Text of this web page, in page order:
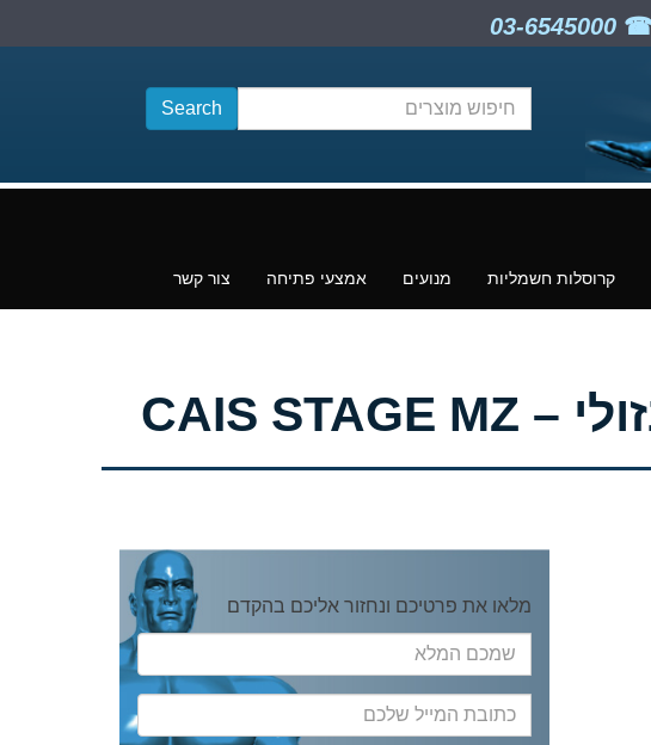
חיפוש
תוכן
קרוסלות חשמליות מנועים אמצעי פתיחה צור קשר
מלאו את פרטיכם ונחזור אליכם בהקדם
שמכם
המלא
כתובת
המייל